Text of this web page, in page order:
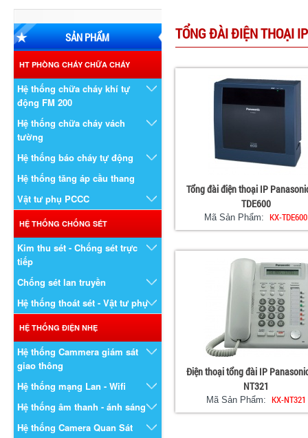
SẢN PHẨM
HT PHÒNG CHÁY CHỮA CHÁY
Hệ thống chữa cháy khí tự
động FM 200
Hệ thống chữa cháy vách
tường
Hệ thống báo cháy tự động
Hệ thống tăng áp cầu thang
Vật tư phụ PCCC
HỆ THỐNG CHỐNG SÉT
Kim thu sét - Chống sét trực
tiếp
Chống sét lan truyền
Hệ thống thoát sét - Vật tư phụ
HỆ THỐNG ĐIỆN NHẸ
Hệ thống Cammera giám sát
giao thông
Hệ thống mạng Lan - Wifi
Hệ thống âm thanh - ánh sáng
Hệ thống Camera Quan Sát
TỔNG ĐÀI ĐIỆN THOẠI
Tổng đài điện thoại IP
TDE600
Mã Sản Phẩm: KX-TDE600
Điện thoại tổng đài IP
NT321
Mã Sản Phẩm: KX-NT321